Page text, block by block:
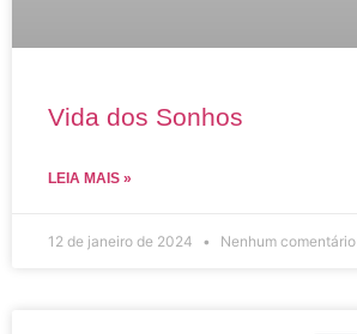
Vida dos Sonhos
LEIA MAIS »
12 de janeiro de 2024 Nenhum comentário